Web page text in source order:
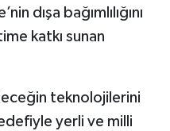
dışa bağımlılığını
katkı sunan
teknolojilerini
yerli ve milli